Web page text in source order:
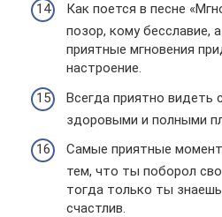
Как поется в песне
позор, кому бесславие,
приятные мгновения
настроение.
Всегда приятно видеть
здоровыми и полными
Самые приятные
тем, что ты поборол
тогда только ты
счастлив.